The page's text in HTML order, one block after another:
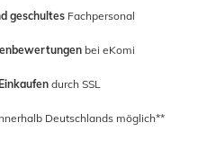
geschultes Fachpersonal
bei eKomi
durch SSL
Deutschlands möglich**